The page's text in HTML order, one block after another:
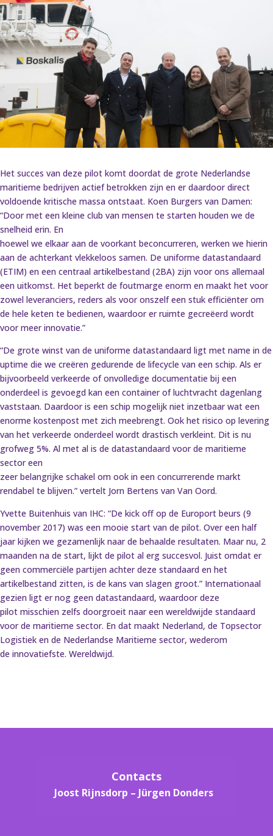
Het succes van deze pilot komt doordat de grote Nederlandse
maritieme bedrijven actief betrokken zijn en er daardoor direct
voldoende kritische massa ontstaat. Koen Burgers van Damen:
“Door met een kleine club van mensen te starten houden we de
snelheid erin. En
hoewel we elkaar aan de voorkant beconcurreren, werken we hierin
aan de achterkant vlekkeloos samen. De uniforme datastandaard
(ETIM) en een centraal artikelbestand (2BA) zijn voor ons allemaal
een uitkomst. Het beperkt de foutmarge enorm en maakt het voor
zowel leveranciers, reders als voor onszelf een stuk efficiënter om
de hele keten te bedienen, waardoor er ruimte gecreëerd wordt
voor meer innovatie.”
“De grote winst van de uniforme datastandaard ligt met name in de
uptime die we creëren gedurende de lifecycle van een schip. Als er
bijvoorbeeld verkeerde of onvolledige documentatie bij een
onderdeel is gevoegd kan een container of luchtvracht dagenlang
vaststaan. Daardoor is een schip mogelijk niet inzetbaar wat een
enorme kostenpost met zich meebrengt. Ook het risico op levering
van het verkeerde onderdeel wordt drastisch verkleint. Dit is nu
grofweg 5%. Al met al is de datastandaard voor de maritieme
sector een
zeer belangrijke schakel om ook in een concurrerende markt
rendabel te blijven.” vertelt Jorn Bertens van Van Oord.
Yvette Buitenhuis van IHC: “De kick off op de Europort beurs (9
november 2017) was een mooie start van de pilot. Over een half
jaar kijken we gezamenlijk naar de behaalde resultaten. Maar nu, 2
maanden na de start, lijkt de pilot al erg succesvol. Juist omdat er
geen commerciële partijen achter deze standaard en het
artikelbestand zitten, is de kans van slagen groot.” Internationaal
gezien ligt er nog geen datastandaard, waardoor deze
pilot misschien zelfs doorgroeit naar een wereldwijde standaard
voor de maritieme sector. En dat maakt Nederland, de Topsector
Logistiek en de Nederlandse Maritieme sector, wederom
de innovatiefste. Wereldwijd.
Contacts
Joost Rijnsdorp – Jürgen Donders